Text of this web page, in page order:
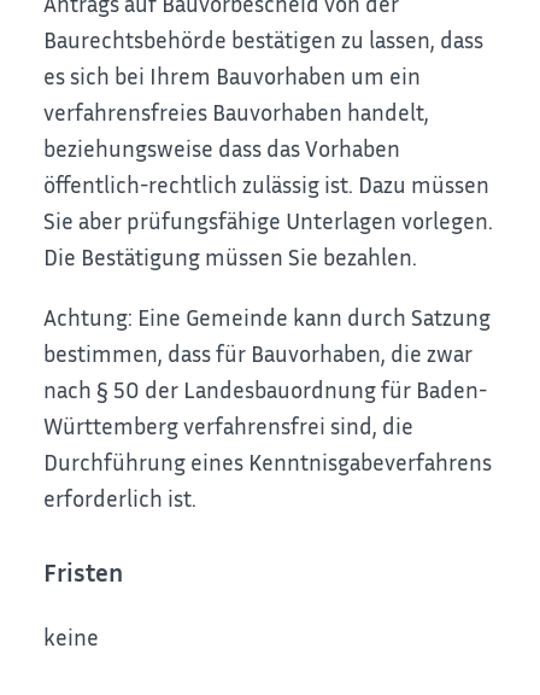
Baurechtsbehörde bestätigen zu lassen, dass
es sich bei Ihrem Bauvorhaben um ein
verfahrensfreies Bauvorhaben handelt,
beziehungsweise dass das Vorhaben
öffentlich-rechtlich zulässig ist. Dazu müssen
Sie aber prüfungsfähige Unterlagen vorlegen.
Die Bestätigung müssen Sie bezahlen.
Achtung: Eine Gemeinde kann durch Satzung
bestimmen, dass für Bauvorhaben, die zwar
nach § 50 der Landesbauordnung für Baden-
Württemberg verfahrensfrei sind, die
Durchführung eines Kenntnisgabeverfahrens
erforderlich ist.
Fristen
keine